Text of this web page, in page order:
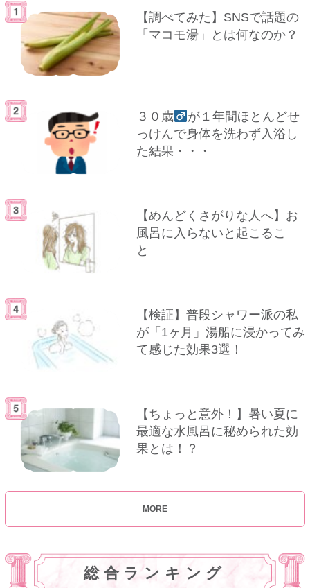
【調べてみた】SNSで話題の
「マコモ湯」とは何なのか？
３０歳
が１年間ほとんどせ
っけんで身体を洗わず入浴し
た結果・・・
【めんどくさがりな人へ】お
風呂に入らないと起こるこ
と
【検証】普段シャワー派の私
が「1ヶ月」湯船に浸かってみ
て感じた効果3選！
【ちょっと意外！】暑い夏に
最適な水風呂に秘められた効
果とは！？
MORE
総合ランキング